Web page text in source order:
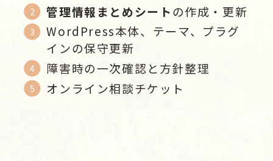
管理情報まとめシートの作成・更新
WordPress本体、テーマ、プラグ
インの保守更新
障害時の一次確認と方針整理
オンライン相談チケット